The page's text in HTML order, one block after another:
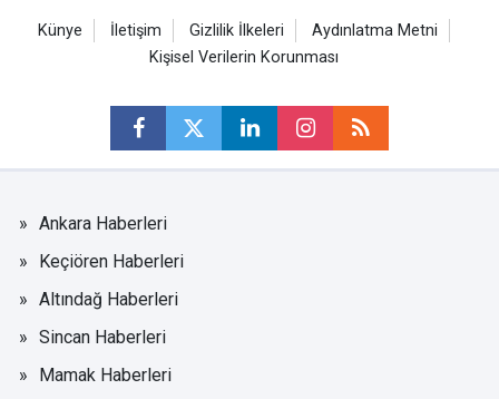
Künye İletişim Gizlilik İlkeleri
Aydınlatma Metni
Kişisel Verilerin Korunması
Ankara Haberleri
Keçiören Haberleri
Altındağ Haberleri
Sincan Haberleri
Mamak Haberleri